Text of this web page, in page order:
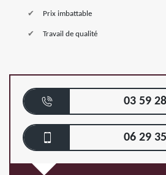
Prix imbattable
Travail de qualité
03 59
06 29